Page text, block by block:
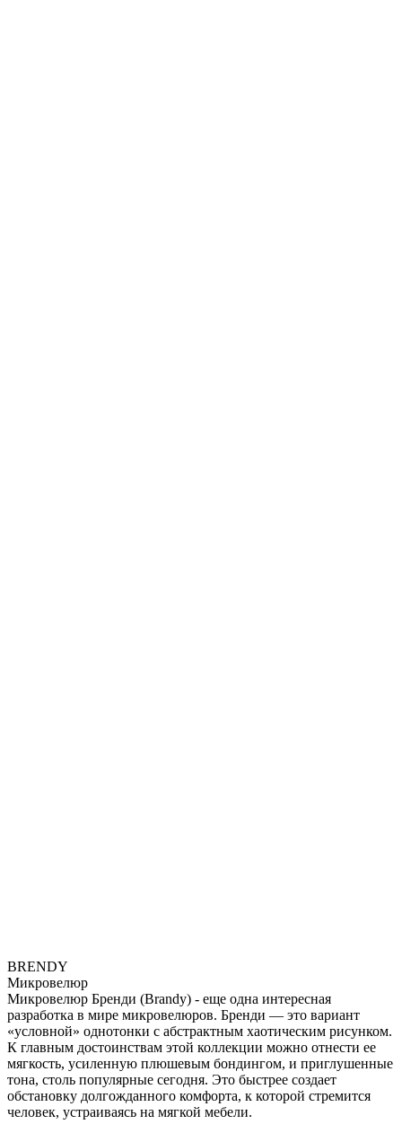
BRENDY
Микровелюр
Микровелюр Бренди (Brandy) - еще одна интересная
разработка в мире микровелюров. Бренди — это вариант
«условной» однотонки с абстрактным хаотическим рисунком.
К главным достоинствам этой коллекции можно отнести ее
мягкость, усиленную плюшевым бондингом, и приглушенные
тона, столь популярные сегодня. Это быстрее создает
обстановку долгожданного комфорта, к которой стремится
человек, устраиваясь на мягкой мебели.